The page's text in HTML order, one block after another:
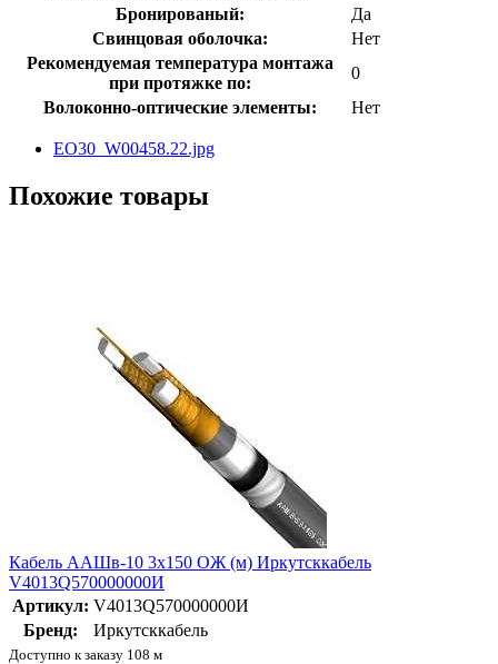
Бронированый:
Да
Свинцовая оболочка:
Нет
Рекомендуемая температура монтажа
при протяжке по:
0
Волоконно-оптические элементы:
Нет
EO30_W00458.22.jpg
Похожие товары
Кабель ААШв-10 3х150 ОЖ (м) Иркутсккабель
V4013Q570000000И
Артикул: V4013Q570000000И
Бренд:
Иркутсккабель
Доступно к заказу 108 м